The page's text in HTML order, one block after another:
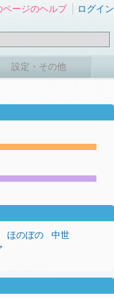
ページのヘルプ ログイン
設定・その他
ほのぼの
中世